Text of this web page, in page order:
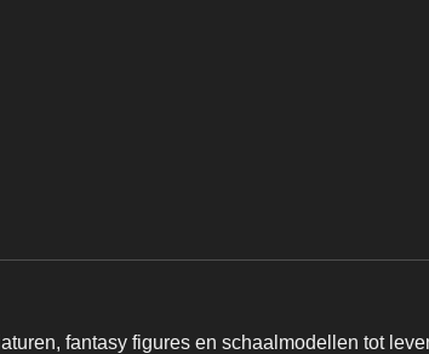
fantasy figures en schaalmodellen tot